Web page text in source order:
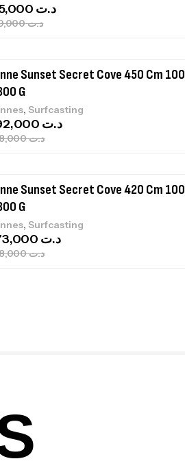
د.ت768,000
د.ت692,000
Sunset Secret Cove 420 Cm 100
G
, Surfcasting
د.ت748,000
د.ت 673,000
Jigging Sunset Massive Attack
120/250gr 30kg
, Jigging
د.ت379,000
د.ت340,000
3 Branches Inox T26S/35
bateau